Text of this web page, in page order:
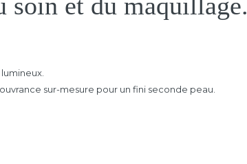
sur-mesure pour un fini seconde peau.